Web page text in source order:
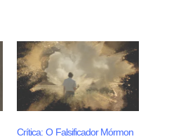
Crítica: O Falsificador Mórmon